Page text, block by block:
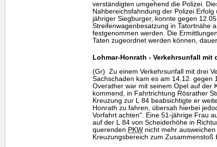
verständigten umgehend die Polizei.
Nahbereichsfahndung der Polizei
jähriger Siegburger, konnte gegen
Streifenwagenbesatzung in Tatortnähe
festgenommen werden. Die
Taten zugeordnet werden können,
Lohmar-Honrath - Verkehrsunfall mit
(Gr) Zu einem Verkehrsunfall mit drei
Sachschaden kam es am 14.12. gegen
Overather war mit seinem Opel auf der
kommend, in Fahrtrichtung Rösrather
Kreuzung zur L 84 beabsichtigte er
Honrath zu fahren, übersah hierbei
Vorfahrt achten". Eine 51-jährige Frau
auf der L 84 von Scheiderhöhe in
querenden PKW nicht mehr
Kreuzungsbereich zum Zusammenstoß